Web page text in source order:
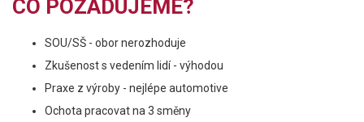
CO POŽADUJEME?
SOU/SŠ - obor nerozhoduje
Zkušenost s vedením lidí - výhodou
Praxe z výroby - nejlépe automotive
Ochota pracovat na 3 směny